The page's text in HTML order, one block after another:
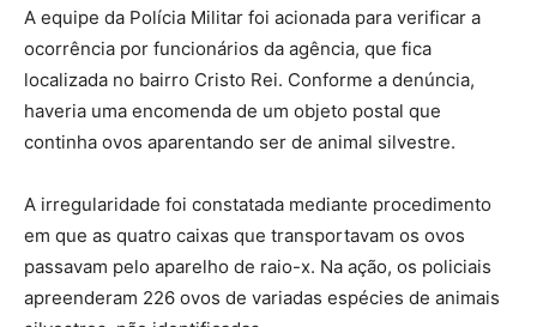
A equipe da Polícia Militar foi acionada para verificar a
ocorrência por funcionários da agência, que fica
localizada no bairro Cristo Rei. Conforme a denúncia,
haveria uma encomenda de um objeto postal que
continha ovos aparentando ser de animal silvestre.
A irregularidade foi constatada mediante procedimento
em que as quatro caixas que transportavam os ovos
passavam pelo aparelho de raio-x. Na ação, os policiais
apreenderam 226 ovos de variadas espécies de animais